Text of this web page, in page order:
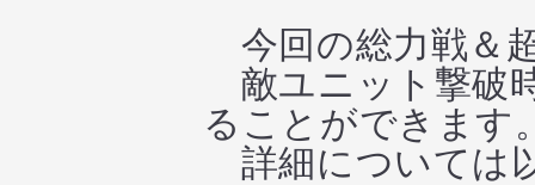
今回の総力戦＆
敵ユニット撃破
ることができます
詳細については